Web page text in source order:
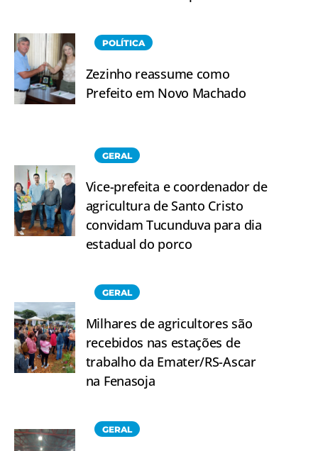
POLÍTICA
Zezinho reassume como
Prefeito em Novo Machado
GERAL
Vice-prefeita e coordenador de
agricultura de Santo Cristo
convidam Tucunduva para dia
estadual do porco
GERAL
Milhares de agricultores são
recebidos nas estações de
trabalho da Emater/RS-Ascar
na Fenasoja
GERAL